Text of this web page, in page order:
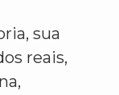
sua
reais,